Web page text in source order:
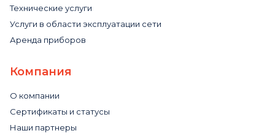
Технические услуги
Услуги в области эксплуатации сети
Аренда приборов
Компания
О компании
Сертификаты и статусы
Наши партнеры